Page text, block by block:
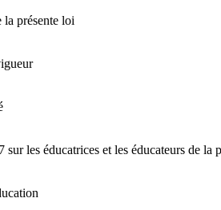
la présente loi
sur les éducatrices et les éducateurs de la